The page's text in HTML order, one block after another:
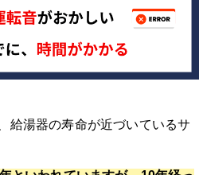
給湯器の寿命が近づいているサ